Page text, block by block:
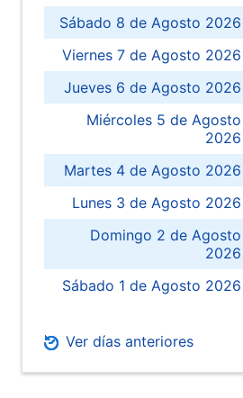
Sábado 8 de Agosto 2026
Viernes 7 de Agosto 2026
Jueves 6 de Agosto 2026
Miércoles 5 de Agosto
2026
Martes 4 de Agosto 2026
Lunes 3 de Agosto 2026
Domingo 2 de Agosto
2026
Sábado 1 de Agosto 2026
Ver días anteriores